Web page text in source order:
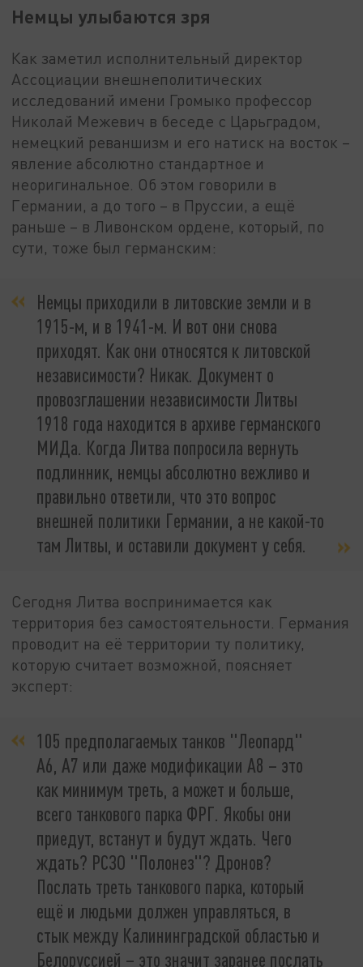
Немцы улыбаются зря
Как заметил исполнительный директор
Ассоциации внешнеполитических
исследований имени Громыко профессор
Николай Межевич в беседе с Царьградом,
немецкий реваншизм и его натиск на восток –
явление абсолютно стандартное и
неоригинальное. Об этом говорили в
Германии, а до того – в Пруссии, а ещё
раньше – в Ливонском ордене, который, по
сути, тоже был германским:
Немцы приходили в литовские земли и в
1915-м, и в 1941-м. И вот они снова
приходят. Как они относятся к литовской
независимости? Никак. Документ о
провозглашении независимости Литвы
1918 года находится в архиве германского
МИДа. Когда Литва попросила вернуть
подлинник, немцы абсолютно вежливо и
правильно ответили, что это вопрос
внешней политики Германии, а не какой-то
там Литвы, и оставили документ у себя.
Сегодня Литва воспринимается как
территория без самостоятельности. Германия
проводит на её территории ту политику,
которую считает возможной, поясняет
эксперт:
105 предполагаемых танков "Леопард"
A6, A7 или даже модификации A8 – это
как минимум треть, а может и больше,
всего танкового парка ФРГ. Якобы они
приедут, встанут и будут ждать. Чего
ждать? РСЗО "Полонез"? Дронов?
Послать треть танкового парка, который
ещё и людьми должен управляться, в
стык между Калининградской областью и
Белоруссией – это значит заранее послать